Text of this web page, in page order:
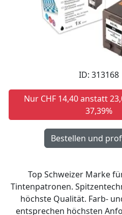
ID: 313168
Nur CHF 14,40 anstatt
37,39%
Top Schweizer Marke
Tintenpatronen.
höchste Qualität. Farb-
entsprechen höchsten